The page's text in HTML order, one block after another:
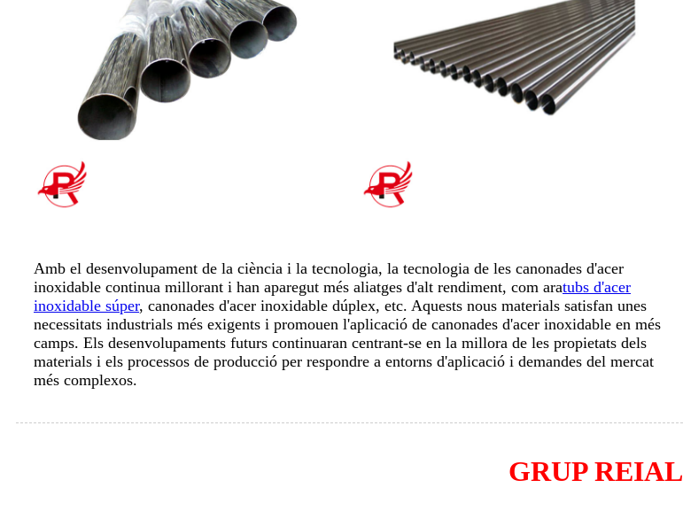
Amb el desenvolupament de la ciència i la tecnologia, la tecnologia de les canonades d'acer
inoxidable continua millorant i han aparegut més aliatges d'alt rendiment, com aratubs d'acer
inoxidable súper, canonades d'acer inoxidable dúplex, etc. Aquests nous materials satisfan unes
necessitats industrials més exigents i promouen l'aplicació de canonades d'acer inoxidable en més
camps. Els desenvolupaments futurs continuaran centrant-se en la millora de les propietats dels
materials i els processos de producció per respondre a entorns d'aplicació i demandes del mercat
més complexos.
GRUP REIAL